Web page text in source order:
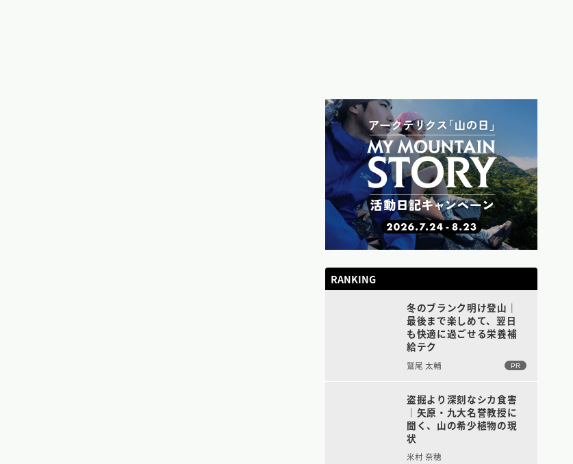
RANKING
冬のブランク明け登山｜
最後まで楽しめて、翌日
も快適に過ごせる栄養補
給テク
鷲尾 太輔 PR
盗掘より深刻なシカ食害
｜矢原・九大名誉教授に
聞く、山の希少植物の現
状
米村 奈穂